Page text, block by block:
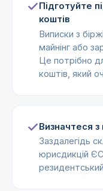
Підготуйте
коштів
Виписки з
майнінг або
Це потрібно
коштів, який
Визначтеся з
Заздалегідь
юрисдикцій